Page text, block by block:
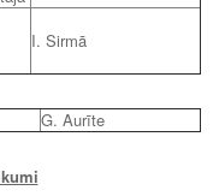
I. Sirmā
G. Aurīte